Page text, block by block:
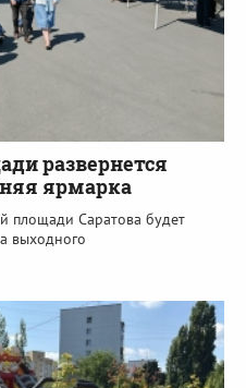
развернется
ярмарка
площади Саратова будет
выходного